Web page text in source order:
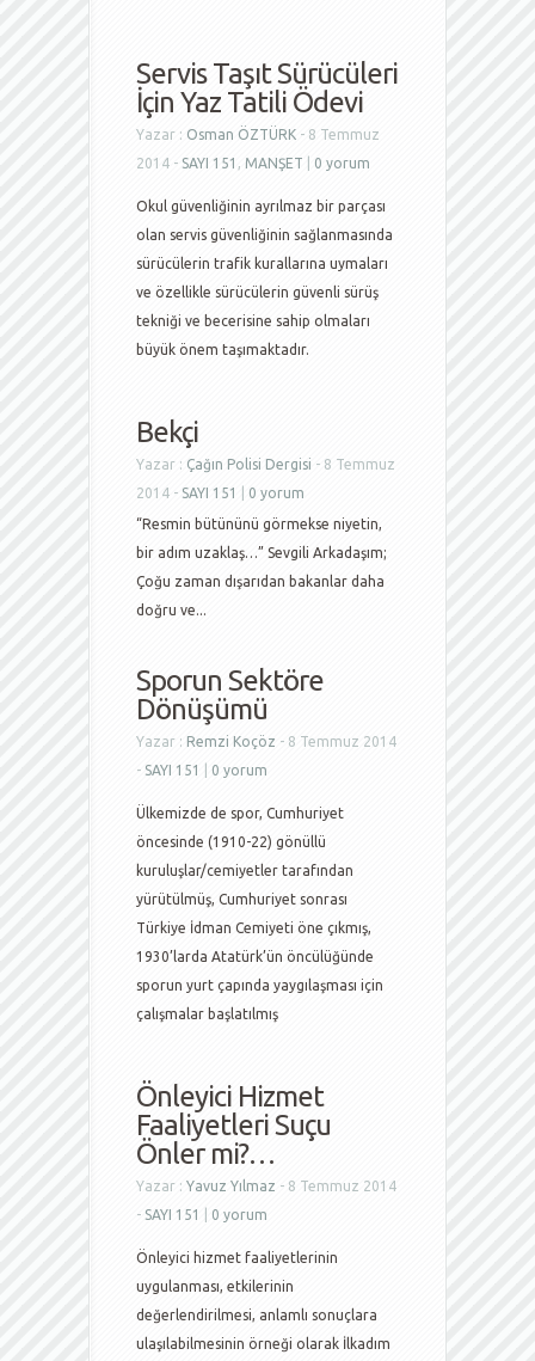
Servis Taşıt Sürücüleri
İçin Yaz Tatili Ödevi
Yazar : Osman ÖZTÜRK - 8 Temmuz
2014 - SAYI 151 , MANŞET 0 yorum
Okul güvenliğinin ayrılmaz bir parçası
olan servis güvenliğinin sağlanmasında
sürücülerin trafik kurallarına uymaları
ve özellikle sürücülerin güvenli sürüş
tekniği ve becerisine sahip olmaları
büyük önem taşımaktadır.
Bekçi
Yazar : Çağın Polisi Dergisi - 8 Temmuz
2014 - SAYI 151
0 yorum
“Resmin bütününü görmekse niyetin,
bir adım uzaklaş…” Sevgili Arkadaşım;
Çoğu zaman dışarıdan bakanlar daha
doğru ve...
Sporun Sektöre
Dönüşümü
Yazar : Remzi Koçöz - 8 Temmuz 2014
- SAYI 151 0 yorum
Ülkemizde de spor, Cumhuriyet
öncesinde (1910-22) gönüllü
kuruluşlar/cemiyetler tarafından
yürütülmüş, Cumhuriyet sonrası
Türkiye İdman Cemiyeti öne çıkmış,
1930’larda Atatürk’ün öncülüğünde
sporun yurt çapında yaygılaşması için
çalışmalar başlatılmış
Önleyici Hizmet
Faaliyetleri Suçu
Önler mi?…
Yazar : Yavuz Yılmaz - 8 Temmuz 2014
- SAYI 151 0 yorum
Önleyici hizmet faaliyetlerinin
uygulanması, etkilerinin
değerlendirilmesi, anlamlı sonuçlara
ulaşılabilmesinin örneği olarak İlkadım